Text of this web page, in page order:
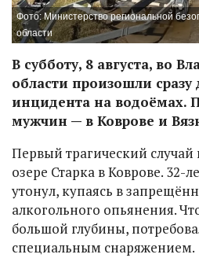
Фото: Министерство региональной
области
В субботу, 8 августа, во
области произошли сразу
инцидента на водоёмах.
мужчин — в Коврове и
Первый трагический
озере Старка в Коврове. 32-
утонул, купаясь в
алкогольного опьянения.
большой глубины,
специальным снаряжением.